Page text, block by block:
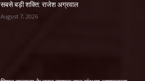
सबसे बड़ी शक्ति: राजेश अग्रवाल
August 7, 2026